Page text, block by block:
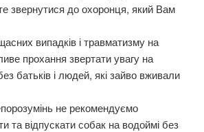
звернутися до охоронця, який Вам
випадків і травматизму на
прохання звертати увагу на
батьків і людей, які зайво вживали
не рекомендуємо
та відпускати собак на водоймі без